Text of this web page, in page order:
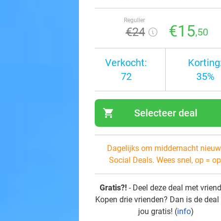
Regulier
€24 €15,50
Verkocht:
72
35%
shopping_cart Selecteer deal
Dagelijks om middernacht
Social Deals. Wees snel, op =
Gratis?! - Deel deze deal met
Kopen drie vrienden? Dan is de
jou gratis! (info)